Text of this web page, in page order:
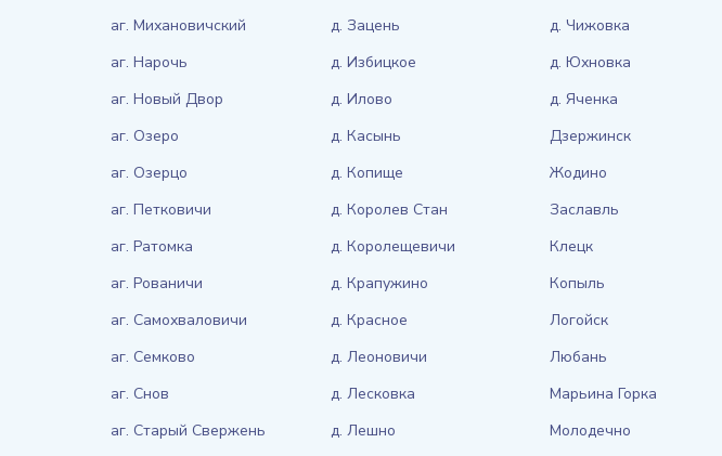
аг. Михановичский
аг. Нарочь
аг. Новый Двор
аг. Озеро
аг. Озерцо
аг. Петковичи
аг. Ратомка
аг. Рованичи
аг. Самохваловичи
аг. Семково
аг. Снов
аг. Старый Свержень
д. Зацень
д. Избицкое
д. Илово
д. Касынь
д. Копище
д. Королев Стан
д. Королещевичи
д. Крапужино
д. Красное
д. Леоновичи
д. Лесковка
д. Лешно
д. Чижовка
д. Юхновка
д. Яченка
Дзержинск
Жодино
Заславль
Клецк
Копыль
Логойск
Любань
Марьина Горка
Молодечно